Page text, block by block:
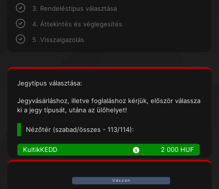
3. Rendeléstípus választása
4. Áttekintés és véglegesítés
5 .Visszaigazolás
Jegytípus választása:
Jegyvásárláshoz, illetve foglaláshoz kérjük, először válassza
ki a jegy típusát, utána az ülőhelyet!
Nézőtér (szabad/összes - 113/114):
KultikKEDD 2 000 HUF
V á s z o n